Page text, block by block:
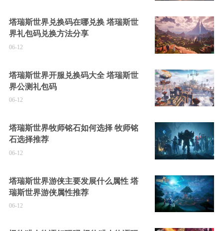
塔瑞斯世界兑换码在哪兑换 塔瑞斯世
界礼包码兑换方法分享
06-12
塔瑞斯世界开服兑换码大全 塔瑞斯世
界公测礼包码
06-12
塔瑞斯世界牧师铭石如何选择 牧师铭
石选择推荐
06-12
塔瑞斯世界游侠主要发展什么属性 塔
瑞斯世界游侠属性推荐
06-12